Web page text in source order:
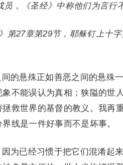
，《圣经》中称他们为言行
第27章第29节，耶稣钉上十
的悬殊正如善恶之间的悬殊
不能误认为真相；狭隘的世
救世界的基督的教义。我再
线是一件好事而不是坏事。
为已经习惯于把它们混淆起